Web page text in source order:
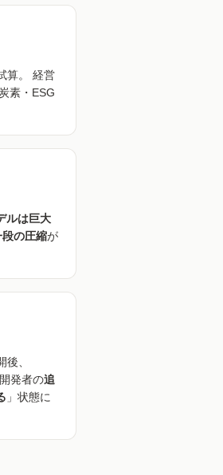
算。 経営
素・ESG
ルは巨大
段の圧縮が
後、
発者の追
」状態に